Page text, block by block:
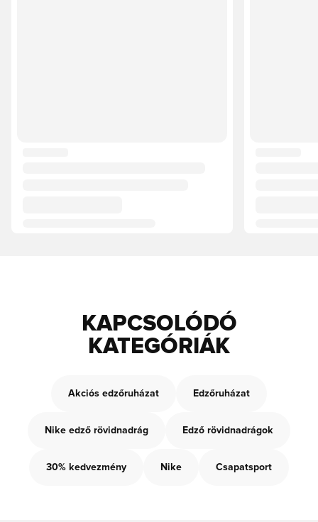
KAPCSOLÓDÓ
KATEGÓRIÁK
Akciós edzőruházat Edzőruházat
Nike edző rövidnadrág Edző rövidnadrágok
30% kedvezmény Nike Csapatsport